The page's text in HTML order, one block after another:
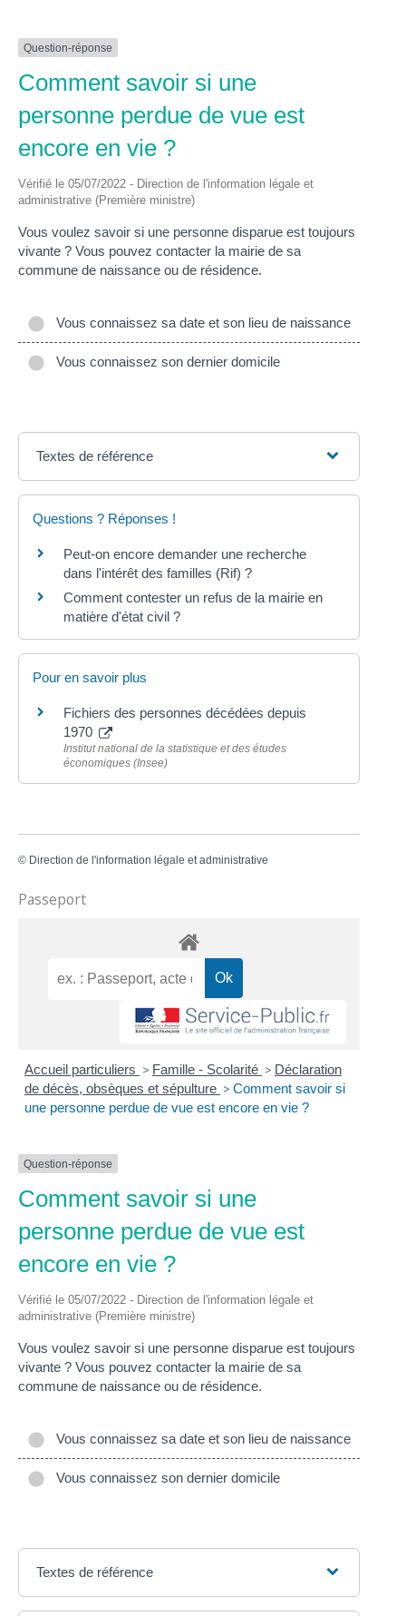
Question-réponse
Comment savoir si une
personne perdue de vue est
encore en vie ?
Vérifié le 05/07/2022 - Direction de l'information légale et
administrative (Première ministre)
Vous voulez savoir si une personne disparue est toujours
vivante ? Vous pouvez contacter la mairie de sa
commune de naissance ou de résidence.
Vous connaissez sa date et son lieu de naissance
Vous connaissez son dernier domicile
Textes de référence
Questions ? Réponses !
Peut-on encore demander une recherche
dans l'intérêt des familles (Rif) ?
Comment contester un refus de la mairie en
matière d'état civil ?
Pour en savoir plus
Fichiers des personnes décédées depuis
1970
Institut national de la statistique et des études
économiques (Insee)
© Direction de l'information légale et administrative
Passeport
Accueil particuliers > Famille - Scolarité > Déclaration
de décès, obsèques et sépulture > Comment savoir si
une personne perdue de vue est encore en vie ?
Question-réponse
Comment savoir si une
personne perdue de vue est
encore en vie ?
Vérifié le 05/07/2022 - Direction de l'information légale et
administrative (Première ministre)
Vous voulez savoir si une personne disparue est toujours
vivante ? Vous pouvez contacter la mairie de sa
commune de naissance ou de résidence.
Vous connaissez sa date et son lieu de naissance
Vous connaissez son dernier domicile
Textes de référence